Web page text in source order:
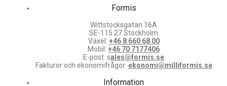
Formis
Wittstocksgatan 16A
SE-115 27 Stockholm
Växel: +46 8 660 68 00
Mobil: +46 70 7177406
E-post: sales@formis.se
Fakturor och ekonomifrågor: ekonomi@milliformis.se
Information